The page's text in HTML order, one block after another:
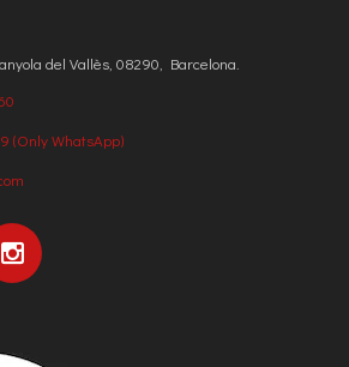
del Vallès, 08290, Barcelona.
(Only WhatsApp)